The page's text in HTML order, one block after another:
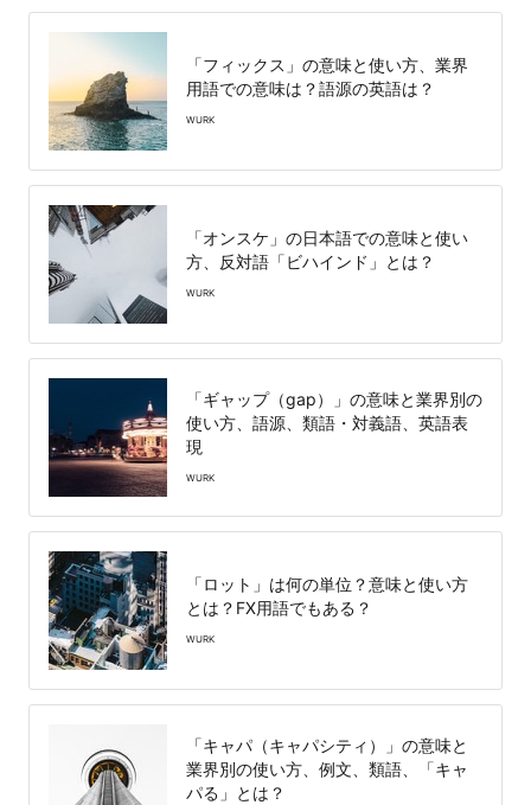
「フィックス」の意味と使い方、業界
用語での意味は？語源の英語は？
WURK
「オンスケ」の日本語での意味と使い
方、反対語「ビハインド」とは？
WURK
「ギャップ（gap）」の意味と業界別の
使い方、語源、類語・対義語、英語表
現
WURK
「ロット」は何の単位？意味と使い方
とは？FX用語でもある？
WURK
「キャパ（キャパシティ）」の意味と
業界別の使い方、例文、類語、「キャ
パる」とは？